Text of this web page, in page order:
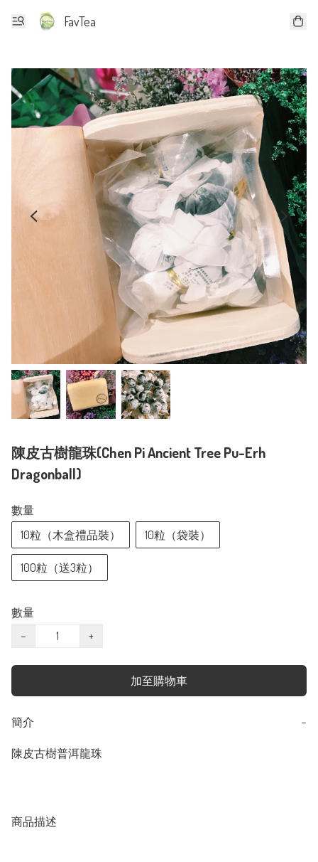
FavTea
陳皮古樹龍珠(Chen Pi Ancient Tree Pu-Erh
Dragonball)
數量
10粒（木盒禮品裝）
10粒（袋裝）
100粒（送3粒）
數量
−
+
加至購物車
簡介 −
陳皮古樹普洱龍珠
商品描述